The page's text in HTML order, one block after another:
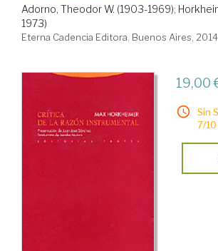
Adorno, Theodor W. (1903-1969);
1973)
Eterna Cadencia Editora. Buenos Aires, 2014
19,00
Sin
7/10